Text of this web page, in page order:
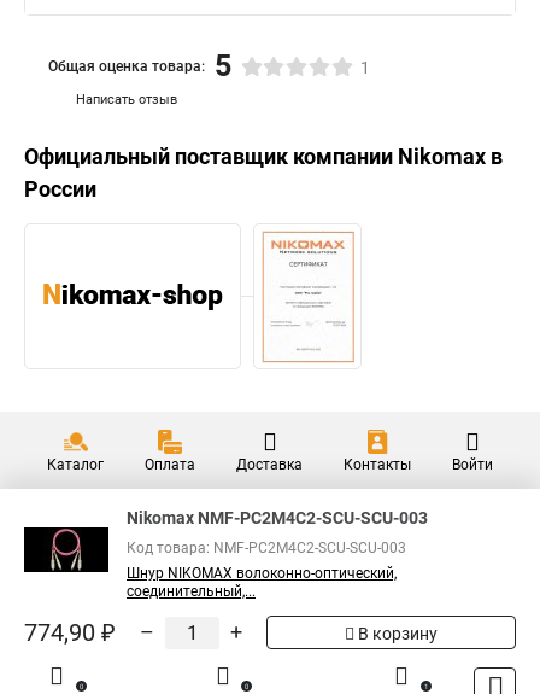
Написать отзыв
Общая оценка товара: 5 1
Официальный поставщик компании Nikomax в
России
Каталог Оплата Доставка Контакты Войти
Nikomax NMF-PC2M4C2-SCU-SCU-003
Код товара: NMF-PC2M4C2-SCU-SCU-003
Шнур NIKOMAX волоконно-оптический,
соединительный,...
774,90 ₽ – + В корзину
0 0 1